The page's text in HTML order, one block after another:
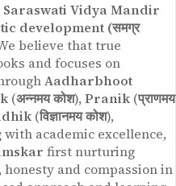
Saraswati Vidya Mandir
development (समग्र
believe that true
and focuses on
Aadharbhoot
(अन्नमय कोश), Pranik (प्राणमय
(विज्ञानमय कोश),
with academic excellence,
first nurturing
and compassion in